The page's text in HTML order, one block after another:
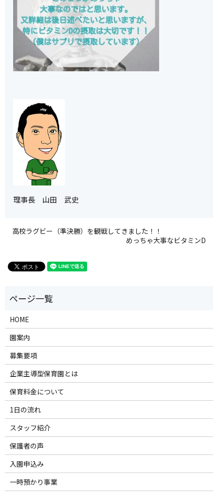
理事長 山田 武史
高校ラグビー（準決勝）を観戦してきました！！
めっちゃ大事なビタミンD
HOME
園案内
募集要項
企業主導型保育園とは
保育料金について
1日の流れ
スタッフ紹介
保護者の声
入園申込み
一時預かり事業